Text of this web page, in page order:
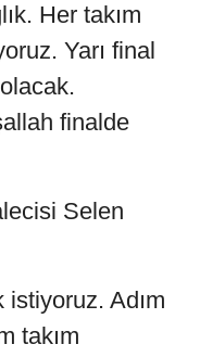
Her takım
Yarı final
finalde
Selen
istiyoruz. Adım
takım